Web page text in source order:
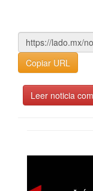
Copiar URL
Leer noticia